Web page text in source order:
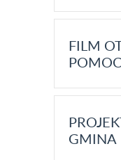
FILM
POMOC
GMINA